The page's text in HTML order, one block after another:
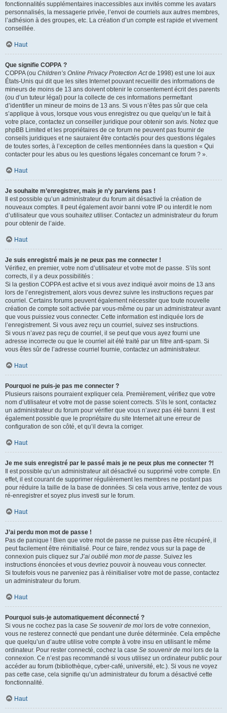
fonctionnalités supplémentaires inaccessibles aux invités comme les avatars
personnalisés, la messagerie privée, l’envoi de courriels aux autres membres,
l’adhésion à des groupes, etc. La création d’un compte est rapide et vivement
conseillée.
Haut
Que signifie COPPA ?
COPPA (ou Children’s Online Privacy Protection Actde 1998) est une loi aux
États-Unis qui dit que les sites Internet pouvant recueillir des informations de
mineurs de moins de 13 ans doivent obtenir le consentement écrit des parents
(ou d’un tuteur légal) pour la collecte de ces informations permettant
d’identifier un mineur de moins de 13 ans. Si vous n’êtes pas sûr que cela
s’applique à vous, lorsque vous vous enregistrez ou que quelqu’un le fait à
votre place, contactez un conseiller juridique pour obtenir son avis. Notez que
phpBB Limited et les propriétaires de ce forum ne peuvent pas fournir de
conseils juridiques et ne sauraient être contactés pour des questions légales
de toutes sortes, à l’exception de celles mentionnées dans la question « Qui
contacter pour les abus ou les questions légales concernant ce forum ? ».
Haut
Je souhaite m’enregistrer, mais je n’y parviens pas !
Il est possible qu’un administrateur du forum ait désactivé la création de
nouveaux comptes. Il peut également avoir banni votre IP ou interdit le nom
d’utilisateur que vous souhaitez utiliser. Contactez un administrateur du forum
pour obtenir de l’aide.
Haut
Je suis enregistré mais je ne peux pas me connecter !
Vérifiez, en premier, votre nom d’utilisateur et votre mot de passe. S’ils sont
corrects, il y a deux possibilités :
Si la gestion COPPA est active et si vous avez indiqué avoir moins de 13 ans
lors de l’enregistrement, alors vous devrez suivre les instructions reçues par
courriel. Certains forums peuvent également nécessiter que toute nouvelle
création de compte soit activée par vous-même ou par un administrateur avant
que vous puissiez vous connecter. Cette information est indiquée lors de
l’enregistrement. Si vous avez reçu un courriel, suivez ses instructions.
Si vous n’avez pas reçu de courriel, il se peut que vous ayez fourni une
adresse incorrecte ou que le courriel ait été traité par un filtre anti-spam. Si
vous êtes sûr de l’adresse courriel fournie, contactez un administrateur.
Haut
Pourquoi ne puis-je pas me connecter ?
Plusieurs raisons pourraient expliquer cela. Premièrement, vérifiez que votre
nom d’utilisateur et votre mot de passe soient corrects. S’ils le sont, contactez
un administrateur du forum pour vérifier que vous n’avez pas été banni. Il est
également possible que le propriétaire du site Internet ait une erreur de
configuration de son côté, et qu’il devra la corriger.
Haut
Je me suis enregistré par le passé mais je ne peux plus me connecter ?!
Il est possible qu’un administrateur ait désactivé ou supprimé votre compte. En
effet, il est courant de supprimer régulièrement les membres ne postant pas
pour réduire la taille de la base de données. Si cela vous arrive, tentez de vous
ré-enregistrer et soyez plus investi sur le forum.
Haut
J’ai perdu mon mot de passe !
Pas de panique ! Bien que votre mot de passe ne puisse pas être récupéré, il
peut facilement être réinitialisé. Pour ce faire, rendez vous sur la page de
connexion puis cliquez sur J’ai oublié mon mot de passe. Suivez les
instructions énoncées et vous devriez pouvoir à nouveau vous connecter.
Si toutefois vous ne parveniez pas à réinitialiser votre mot de passe, contactez
un administrateur du forum.
Haut
Pourquoi suis-je automatiquement déconnecté ?
Si vous ne cochez pas la case Se souvenir de moi lors de votre connexion,
vous ne resterez connecté que pendant une durée déterminée. Cela empêche
que quelqu’un d’autre utilise votre compte à votre insu en utilisant le même
ordinateur. Pour rester connecté, cochez la case Se souvenir de moi lors de la
connexion. Ce n’est pas recommandé si vous utilisez un ordinateur public pour
accéder au forum (bibliothèque, cyber-café, université, etc.). Si vous ne voyez
pas cette case, cela signifie qu’un administrateur du forum a désactivé cette
fonctionnalité.
Haut